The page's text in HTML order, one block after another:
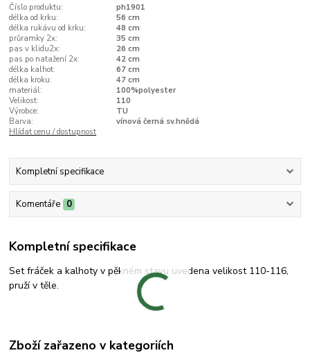
Číslo produktu:
ph1901
délka od krku:
56 cm
délka rukávu od krku:
48 cm
průramky 2x:
35 cm
pas v klidu2x:
26 cm
pas po natažení 2x:
42 cm
délka kalhot:
67 cm
délka kroku:
47 cm
materiál:
100%polyester
Velikost:
110
Výrobce:
TU
Barva:
vínová černá sv.hnědá
Hlídat cenu / dostupnost
Kompletní specifikace
Komentáře 0
Kompletní specifikace
Set fráček a kalhoty v pěkném stavu uvedena velikost 110-116,
pruží v těle.
Zboží zařazeno v kategoriích